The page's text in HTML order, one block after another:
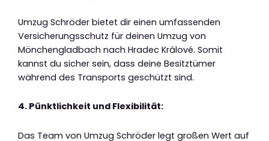
Umzug Schröder bietet dir einen umfassenden
Versicherungsschutz für deinen Umzug von
Mönchengladbach nach Hradec Králové. Somit
kannst du sicher sein, dass deine Besitztümer
während des Transports geschützt sind.
4. Pünktlichkeit und Flexibilität:
Das Team von Umzug Schröder legt großen Wert auf